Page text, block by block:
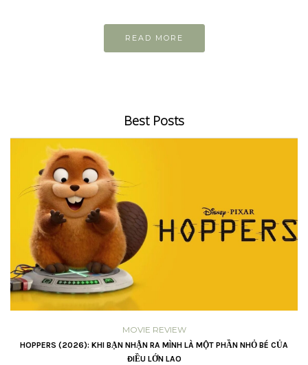
READ MORE
Best Posts
MOVIE REVIEW
HOPPERS (2026): KHI BẠN NHẬN RA MÌNH LÀ MỘT PHẦN NHỎ BÉ CỦA
ĐIỀU LỚN LAO